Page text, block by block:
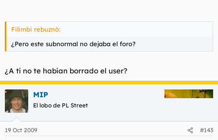
Filimbi rebuznó:
¿Pero este subnormal no dejaba el foro?
¿A tí no te habían borrado el user?
MIP
El lobo de PL Street
19 Oct 2009 #143